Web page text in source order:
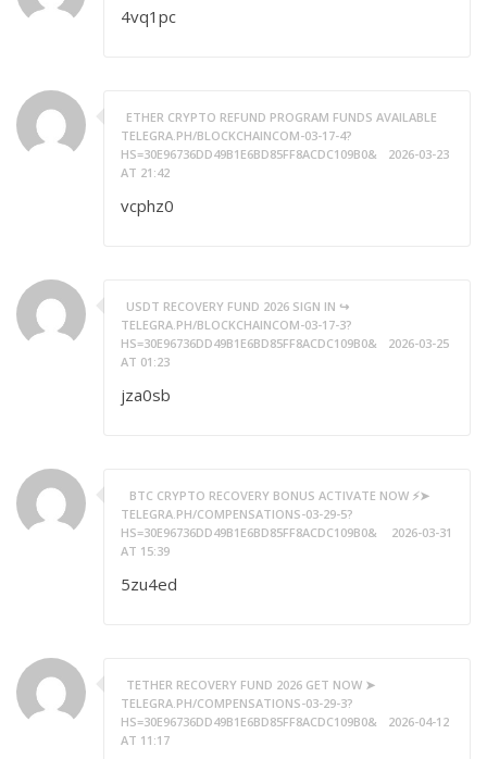
4vq1pc
ETHER CRYPTO REFUND PROGRAM FUNDS AVAILABLE
TELEGRA.PH/BLOCKCHAINCOM-03-17-4?
HS=30E96736DD49B1E6BD85FF8ACDC109B0&
2026-03-23
AT 21:42
vcphz0
USDT RECOVERY FUND 2026 SIGN IN ↪
TELEGRA.PH/BLOCKCHAINCOM-03-17-3?
HS=30E96736DD49B1E6BD85FF8ACDC109B0&
2026-03-25
AT 01:23
jza0sb
️ BTC CRYPTO RECOVERY BONUS ACTIVATE NOW ⚡➤
TELEGRA.PH/COMPENSATIONS-03-29-5?
HS=30E96736DD49B1E6BD85FF8ACDC109B0& ️
2026-03-31
AT 15:39
5zu4ed
TETHER RECOVERY FUND 2026 GET NOW ➤
TELEGRA.PH/COMPENSATIONS-03-29-3?
HS=30E96736DD49B1E6BD85FF8ACDC109B0&
2026-04-12
AT 11:17